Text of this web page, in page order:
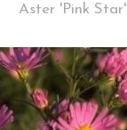
Aster 'Pink Star'